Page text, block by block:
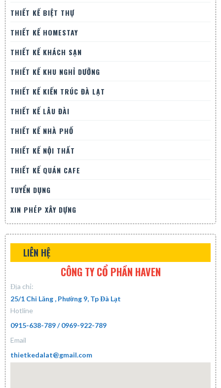
THIẾT KẾ BIỆT THỰ
THIẾT KẾ HOMESTAY
THIẾT KẾ KHÁCH SẠN
THIẾT KẾ KHU NGHỈ DƯỠNG
THIẾT KẾ KIẾN TRÚC ĐÀ LẠT
THIẾT KẾ LÂU ĐÀI
THIẾT KẾ NHÀ PHỐ
THIẾT KẾ NỘI THẤT
THIẾT KẾ QUÁN CAFE
TUYỂN DỤNG
XIN PHÉP XÂY DỰNG
LIÊN HỆ
CÔNG TY CỔ PHẦN HAVEN
Địa chỉ:
25/1 Chi Lăng , Phường 9, Tp Đà Lạt
Hotline
0915-638-789 / 0969-922-789
Email
thietkedalat@gmail.com